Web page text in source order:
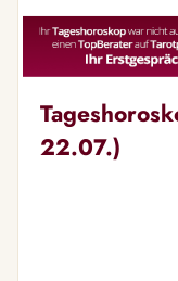
22.07.)